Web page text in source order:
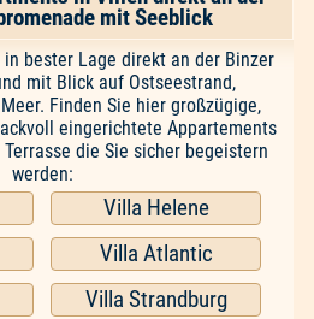
mit Seeblick
bester Lage direkt an der Binzer
mit Blick auf Ostseestrand,
Finden Sie hier großzügige,
eingerichtete Appartements
die Sie sicher begeistern
werden:
Villa Helene
Villa Atlantic
Villa Strandburg